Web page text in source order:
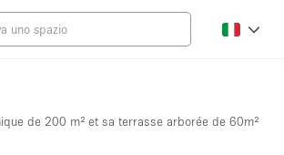
de 200 m² et sa terrasse arborée de 60m²